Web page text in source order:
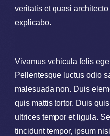
veritatis et quasi
explicabo.
Vivamus vehicula felis
Pellentesque luctus odio
malesuada non. Duis
quis mattis tortor. Duis
ultrices tempor et ligula.
tincidunt tempor, ipsum